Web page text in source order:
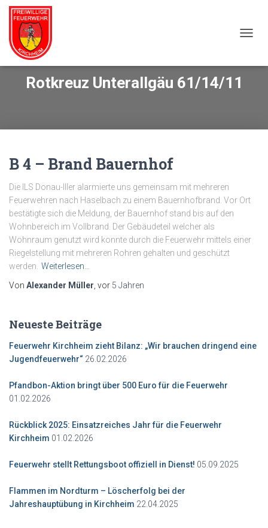
Rotkreuz Unterallgäu 61/14/11
B 4 – Brand Bauernhof
Die ILS Donau-Iller alarmierte uns gemeinsam mit mehreren
Feuerwehren nach Haselbach zu einem Bauernhofbrand. Vor Ort
bestätigte sich die Meldung, der Bauernhof stand bis auf den
Wohnbereich im Vollbrand. Der Gebäudeteil welcher als
Wohnraum genutzt wird konnte durch die Feuerwehr mittels einer
Riegelstellung mit mehreren Rohren gehalten und geschützt
werden. Weiterlesen…
Von Alexander Müller , vor 5 Jahren
Neueste Beiträge
Feuerwehr Kirchheim zieht Bilanz: „Wir brauchen dringend eine
Jugendfeuerwehr“ 26.02.2026
Pfandbon-Aktion bringt über 500 Euro für die Feuerwehr
01.02.2026
Rückblick 2025: Einsatzreiches Jahr für die Feuerwehr
Kirchheim 01.02.2026
Feuerwehr stellt Rettungsboot offiziell in Dienst! 05.09.2025
Flammen im Nordturm – Löscherfolg bei der
Jahreshauptübung in Kirchheim 22.04.2025